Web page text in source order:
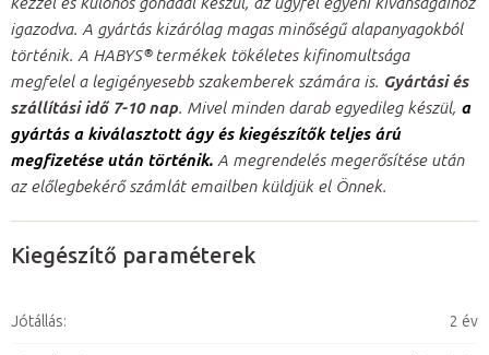
igazodva. A gyártás kizárólag magas minőségű alapanyagokból
történik. A HABYS® termékek tökéletes kifinomultsága
megfelel a legigényesebb szakemberek számára is. Gyártási és
szállítási idő 7-10 nap. Mivel minden darab egyedileg készül, a
gyártás a kiválasztott ágy és kiegészítők teljes árú
megfizetése után történik. A megrendelés megerősítése után
az előlegbekérő számlát emailben küldjük el Önnek.
Kiegészítő paraméterek
Jótállás: 2 év